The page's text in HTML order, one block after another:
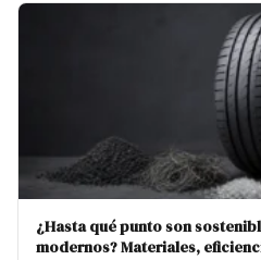
¿Hasta qué punto son
modernos? Materiales,